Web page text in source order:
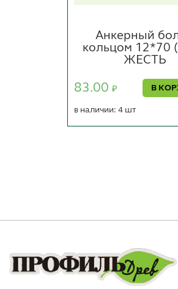
Анкерный
кольцом 12*70
ЖЕСТЬ
83.00 ₽ В
в наличии: 4 шт